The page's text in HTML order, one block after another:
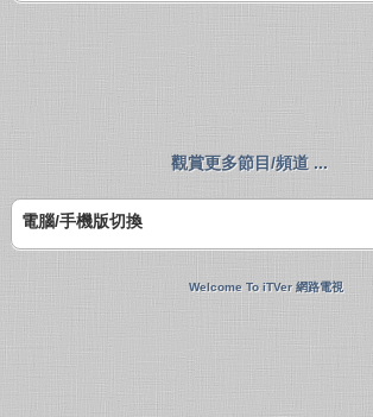
觀賞更多節目/頻道 ...
電腦/手機版切換
Welcome To iTVer 網路電視